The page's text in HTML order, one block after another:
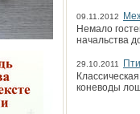
09.11.2012
Немало
начальства
29.10.2011
коневоды